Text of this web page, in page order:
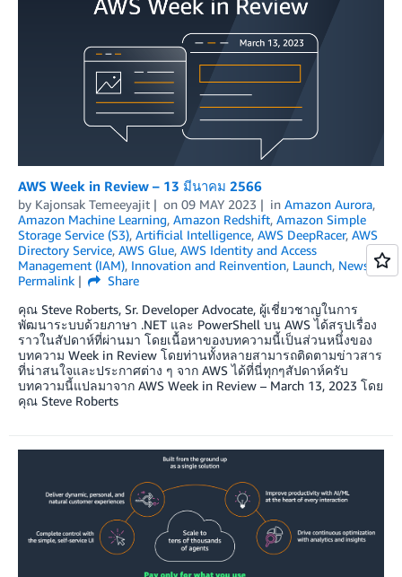
AWS Week in Review – 13 มีนาคม 2566
by Kajonsak Temeeyajit on 09 MAY 2023 in Amazon Aurora,
Amazon Machine Learning, Amazon Redshift, Amazon Simple
Storage Service (S3), Artificial Intelligence, AWS DeepRacer, AWS
Directory Service, AWS Glue, AWS Identity and Access
Management (IAM), Innovation and Reinvention, Launch, News
Permalink
Share
คุณ Steve Roberts, Sr. Developer Advocate, ผู้เชี่ยวชาญในการ
พัฒนาระบบด้วยภาษา .NET และ PowerShell บน AWS ได้สรุปเรื่อง
ราวในสัปดาห์ที่ผ่านมา โดยเนื้อหาของบทความนี้เป็นส่วนหนึ่งของ
บทความ Week in Review โดยท่านทั้งหลายสามารถติดตามข่าวสาร
ที่น่าสนใจและประกาศต่าง ๆ จาก AWS ได้ที่นี่ทุกๆสัปดาห์ครับ
บทความนี้แปลมาจาก AWS Week in Review – March 13, 2023 โดย
คุณ Steve Roberts